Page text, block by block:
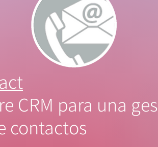
CRM para una
contactos